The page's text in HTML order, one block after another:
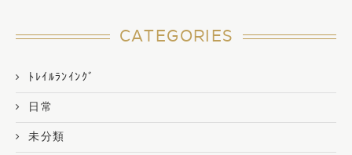
CATEGORIES
ﾄﾚｲﾙﾗﾝｲﾝｸﾞ
日常
未分類